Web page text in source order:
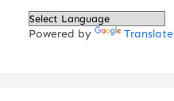
Powered by Translate